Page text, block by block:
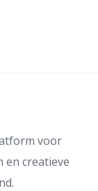
voor
en creatieve